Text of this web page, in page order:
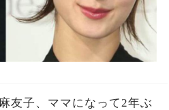
友子、ママになって2年ぶ